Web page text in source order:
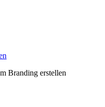
Branding erstellen